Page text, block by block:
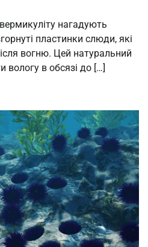
нагадують
пластинки слюди, які
вогню. Цей натуральний
вологу в обсязі до […]